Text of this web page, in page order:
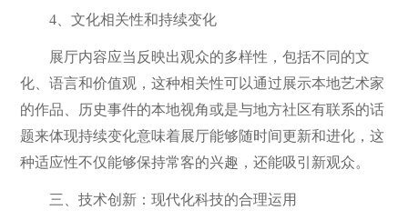
4、文化相关性和持续变化
展厅内容应当反映出观众的多样性，包括不同的文
化、语言和价值观，这种相关性可以通过展示本地艺术家
的作品、历史事件的本地视角或是与地方社区有联系的话
题来体现持续变化意味着展厅能够随时间更新和进化，这
种适应性不仅能够保持常客的兴趣，还能吸引新观众。
三、技术创新：现代化科技的合理运用